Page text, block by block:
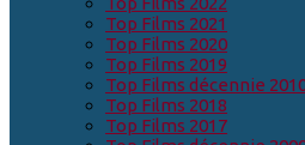
Top Films 2021
Top Films 2020
Top Films 2019
Top Films décennie
Top Films 2018
Top Films 2017